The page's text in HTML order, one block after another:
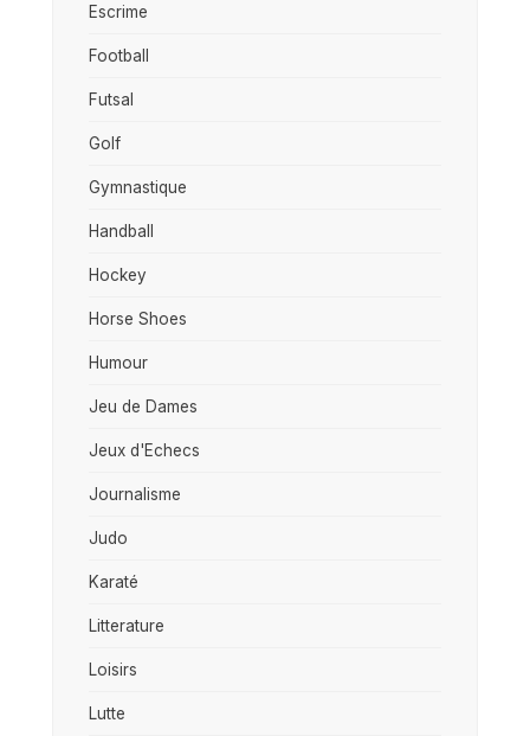
Escrime
Football
Futsal
Golf
Gymnastique
Handball
Hockey
Horse Shoes
Humour
Jeu de Dames
Jeux d'Echecs
Journalisme
Judo
Karaté
Litterature
Loisirs
Lutte